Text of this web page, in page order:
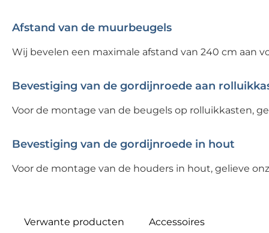
Afstand van de muurbeugels
Wij bevelen een maximale afstand van 240 cm aan
Bevestiging van de gordijnroede aan
Voor de montage van de beugels op rolluikkasten,
Bevestiging van de gordijnroede in hout
Voor de montage van de houders in hout, gelieve
Verwante producten Accessoires